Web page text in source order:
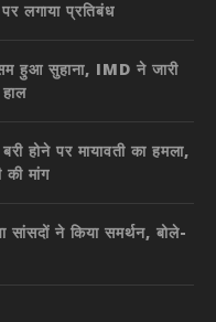
लगाया प्रतिबंध
हुआ सुहाना, IMD ने जारी
होने पर मायावती का हमला,
मांग
ने किया समर्थन, बोले-